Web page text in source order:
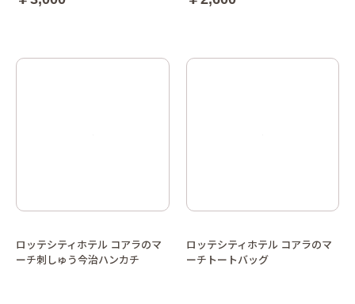
ロッテシティホテル コアラのマ
ーチ刺しゅう今治ハンカチ
ロッテシティホテル コアラのマ
ーチトートバッグ